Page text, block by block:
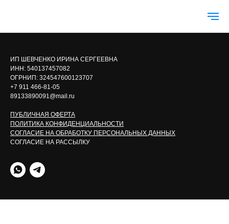
ИП ШЕВЧЕНКО ИРИНА СЕРГЕЕВНА
ИНН: 540137457082
ОГРНИП: 324547600123707
+7 911 466-81-05
89133890091@mail.ru
ПУБЛИЧНАЯ ОФЕРТА
ПОЛИТИКА КОНФИДЕНЦИАЛЬНОСТИ
СОГЛАСИЕ НА ОБРАБОТКУ ПЕРСОНАЛЬНЫХ ДАННЫХ
СОГЛАСИЕ НА РАССЫЛКУ